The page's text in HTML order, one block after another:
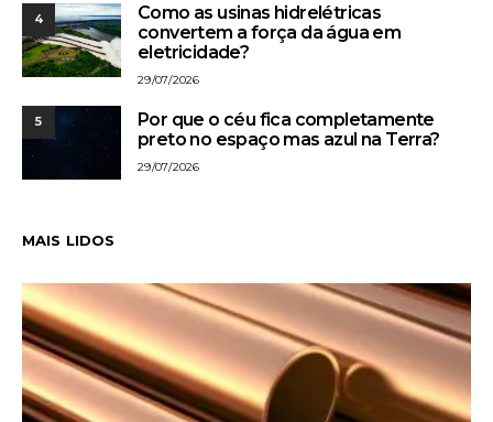
4
Como as usinas hidrelétricas
convertem a força da água em
eletricidade?
29/07/2026
5
Por que o céu fica completamente
preto no espaço mas azul na Terra?
29/07/2026
MAIS LIDOS